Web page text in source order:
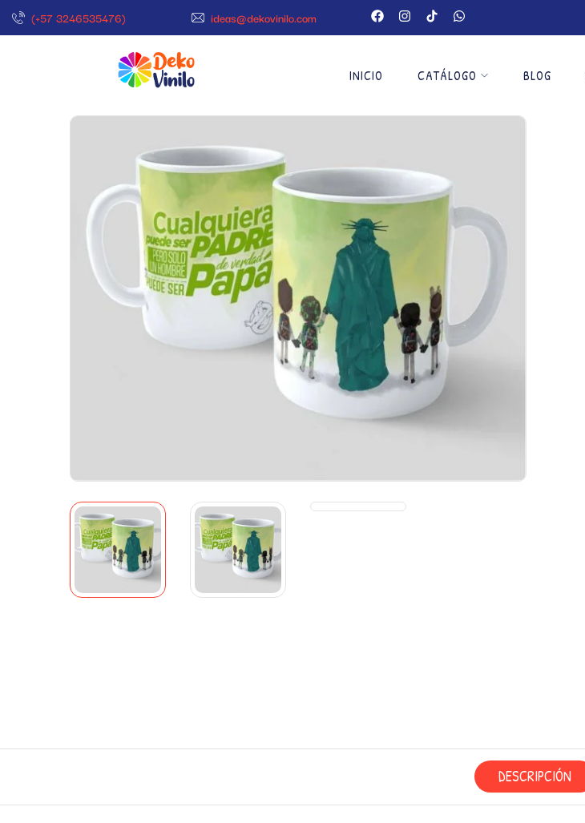
(+57 3246535476) ideas@dekovinilo.com
INICIO CATÁLOGO BLOG
DESCRIPCIÓN